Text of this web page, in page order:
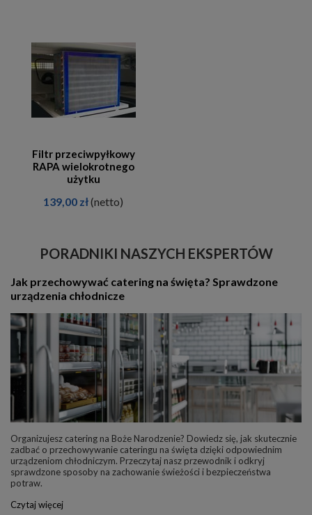
Filtr przeciwpyłkowy
RAPA wielokrotnego
użytku
139,00 zł(netto)
PORADNIKI NASZYCH EKSPERTÓW
Jak przechowywać catering na święta? Sprawdzone
urządzenia chłodnicze
Organizujesz catering na Boże Narodzenie? Dowiedz się, jak skutecznie
zadbać o przechowywanie cateringu na święta dzięki odpowiednim
urządzeniom chłodniczym. Przeczytaj nasz przewodnik i odkryj
sprawdzone sposoby na zachowanie świeżości i bezpieczeństwa
potraw.
Czytaj więcej